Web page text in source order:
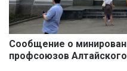
Сообщение о
профсоюзов